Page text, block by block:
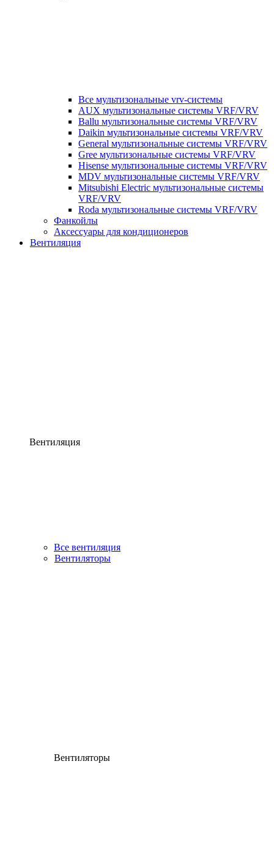
Все мультизональные vrv-системы
AUX мультизональные системы VRF/VRV
Ballu мультизональные системы VRF/VRV
Daikin мультизональные системы VRF/VRV
General мультизональные системы VRF/VRV
Gree мультизональные системы VRF/VRV
Hisense мультизональные системы VRF/VRV
MDV мультизональные системы VRF/VRV
Mitsubishi Electric мультизональные системы
VRF/VRV
Roda мультизональные системы VRF/VRV
Фанкойлы
Аксессуары для кондиционеров
Вентиляция
Вентиляция
Все вентиляция
Вентиляторы
Вентиляторы